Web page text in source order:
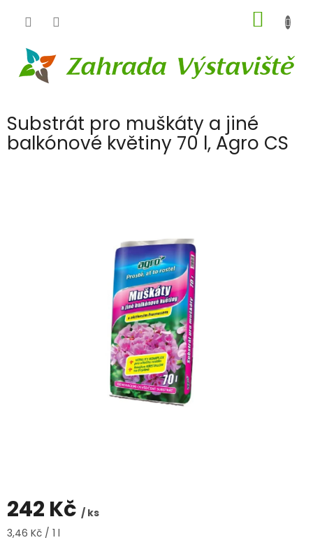
KOŠÍK
Substrát pro muškáty a jiné
balkónové květiny 70 l, Agro CS
242 Kč / ks
Měrná
3,46 Kč / 1 l